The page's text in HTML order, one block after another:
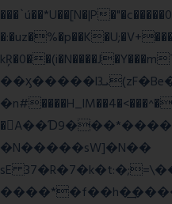
���`ú��*U��[N�|P
��ӽ�����l3ܝ(zF�Be�>7D��)!
�N�����sW]�N��
sE